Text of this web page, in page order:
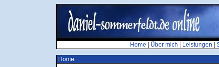
Home Über mich Leistungen
Home